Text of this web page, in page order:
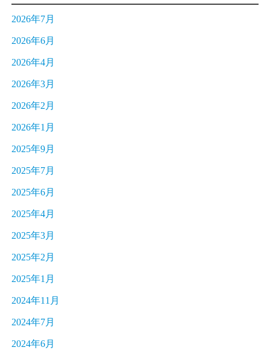
2026年7月
2026年6月
2026年4月
2026年3月
2026年2月
2026年1月
2025年9月
2025年7月
2025年6月
2025年4月
2025年3月
2025年2月
2025年1月
2024年11月
2024年7月
2024年6月